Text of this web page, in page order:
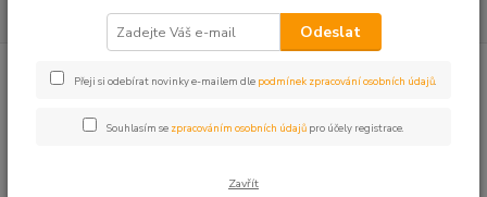
Kategorie blogu
Detektory
Odeslat
Přeji si odebírat novinky e-mailem dle podmínek zpracování osobních údajů.
Souhlasím se zpracováním osobních údajů pro účely registrace.
Zavřít